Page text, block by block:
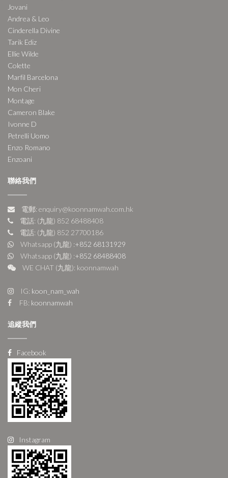
Jovani
Andrea & Leo
Cinderella Divine
Tarik Ediz
Ellie Wilde
Colette
Marfil Barcelona
Mon Cheri
Montage
Cameron Blake
Ivonne D
Petrelli Uomo
Enzo Romano
Enzoani
聯絡我們
電郵: enquiry@koonnamwah.com.hk
電話: (九龍) 852 68488408
電話: (九龍) 852 27700186
Whatsapp (九龍) :+852 68131929
Whatsapp (九龍) :+852 68488408
WE CHAT (九龍): koonnamwah
IG: koon_nam_wah
FB: koonnamwah
追縱我們
Facebook
Instagram